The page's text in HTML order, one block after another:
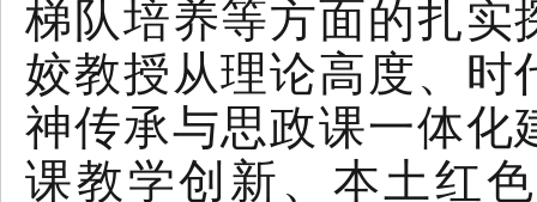
梯队培养等方面的扎
姣教授从理论高度、
神传承与思政课一体
课教学创新、本土红